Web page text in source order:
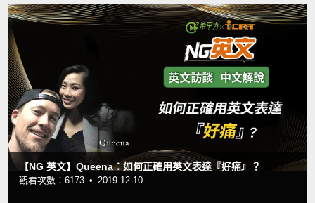
【NG 英文】Queena：如何正確用英文表達『好痛』？
觀看次數：6173 •2019-12-10